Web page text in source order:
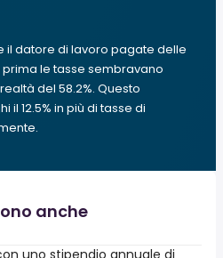
il datore di lavoro pagate delle
le tasse sembravano
del 58.2%. Questo
il 12.5% in più di tasse di
anche
uno stipendio annuale di